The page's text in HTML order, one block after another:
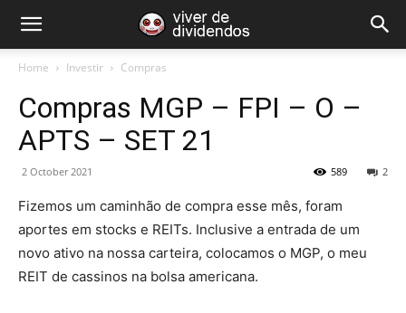
Home Investir Compras
Compras MGP – FPI – O –
APTS – SET 21
2 October 2021 2
589
Fizemos um caminhão de compra esse mês, foram
aportes em stocks e REITs. Inclusive a entrada de um
novo ativo na nossa carteira, colocamos o MGP, o meu
REIT de cassinos na bolsa americana.